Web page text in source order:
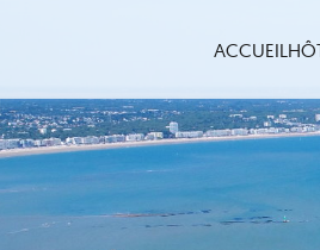
ACCUEIL